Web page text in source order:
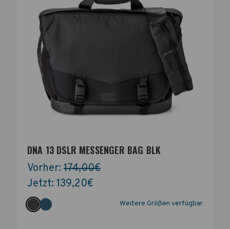
DNA 13 DSLR MESSENGER BAG BLK
Vorher: 174,00€
Jetzt: 139,20€
Weitere Größen verfügbar